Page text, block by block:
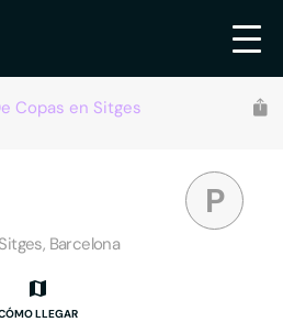
Copas en Sitges
P
Barcelona
LLEGAR